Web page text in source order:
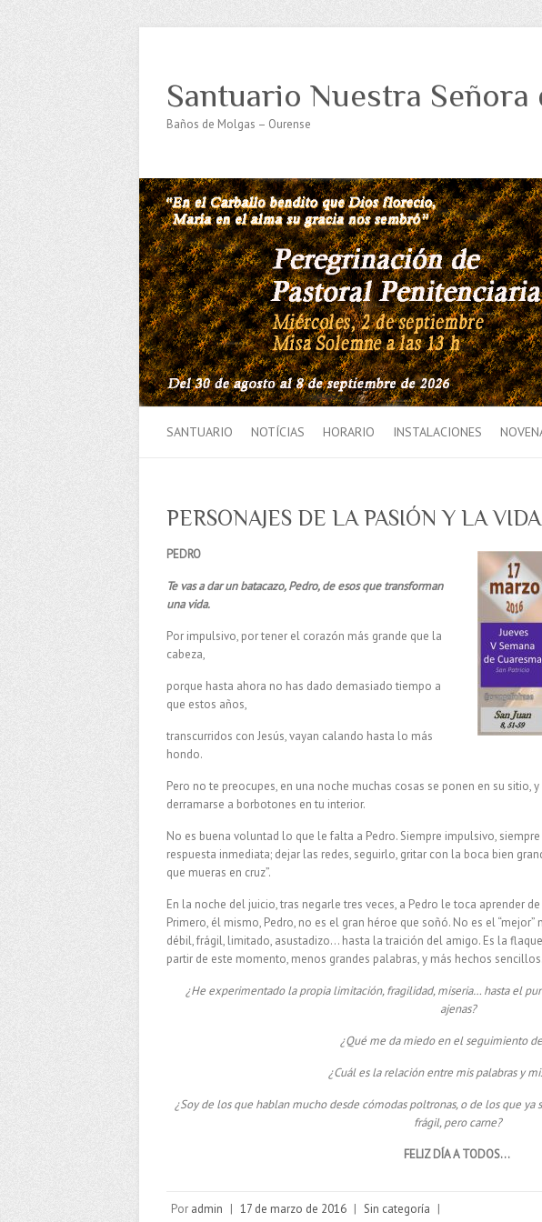
Santuario Nuestra
Baños de Molgas – Ourense
SANTUARIO NOTÍCIAS HORARIO INSTALACIONES
PERSONAJES DE LA PASIÓN Y LA
PEDRO
Te vas a dar un batacazo, Pedro, de esos que transforman
una vida.
Por impulsivo, por tener el corazón más grande que la
cabeza,
porque hasta ahora no has dado demasiado tiempo a
que estos años,
transcurridos con Jesús, vayan calando hasta lo más
hondo.
Pero no te preocupes, en una noche muchas cosas se ponen en su sitio,
derramarse a borbotones en tu interior.
No es buena voluntad lo que le falta a Pedro. Siempre impulsivo,
respuesta inmediata; dejar las redes, seguirlo, gritar con la boca bien
que mueras en cruz”.
En la noche del juicio, tras negarle tres veces, a Pedro le toca aprender
Primero, él mismo, Pedro, no es el gran héroe que soñó. No es el “mejor”
débil, frágil, limitado, asustadizo… hasta la traición del amigo. Es la
partir de este momento, menos grandes palabras, y más hechos sencillos.
¿He experimentado la propia limitación, fragilidad, miseria… hasta el
ajenas?
¿Qué me da miedo en el seguimiento de
¿Cuál es la relación entre mis palabras y
¿Soy de los que hablan mucho desde cómodas poltronas, o de los que ya
frágil, pero carne?
FELIZ DÍA A TODOS…
Por admin | 17 de marzo de 2016 | Sin categoría |